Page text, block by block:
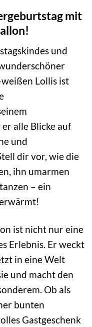
mit
und
Lollis ist
alle Blicke auf
und
dir vor, wie die
ihn umarmen
– ein
ist nicht nur eine
Erlebnis. Er weckt
in eine Welt
und macht den
Ob als
bunten
Gastgeschenk